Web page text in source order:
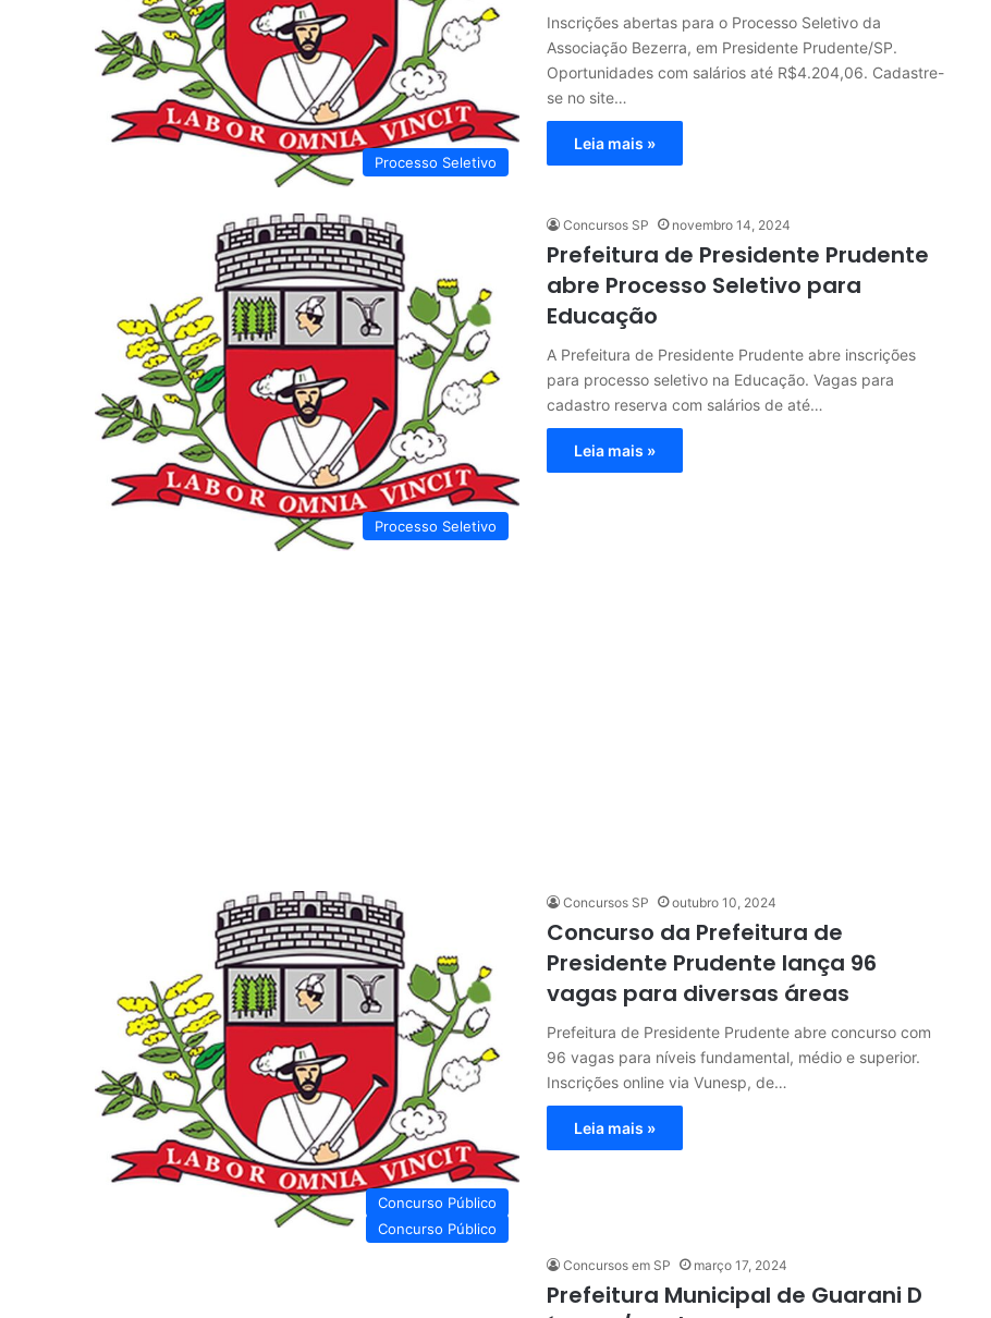
Processo Seletivo
Inscrições abertas para o Processo Seletivo da
Associação Bezerra, em Presidente Prudente/SP.
Oportunidades com salários até R$4.204,06. Cadastre-
se no site…
Leia mais »
Processo Seletivo
Concursos SP novembro 14, 2024
Prefeitura de Presidente Prudente
abre Processo Seletivo para
Educação
A Prefeitura de Presidente Prudente abre inscrições
para processo seletivo na Educação. Vagas para
cadastro reserva com salários de até…
Leia mais »
Concurso Público
Concursos SP outubro 10, 2024
Concurso da Prefeitura de
Presidente Prudente lança 96
vagas para diversas áreas
Prefeitura de Presidente Prudente abre concurso com
96 vagas para níveis fundamental, médio e superior.
Inscrições online via Vunesp, de…
Leia mais »
Concurso Público
Concursos em SP março 17, 2024
Prefeitura Municipal de Guarani D